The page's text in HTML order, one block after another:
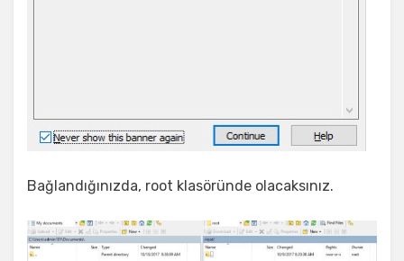
Bağlandığınızda, root klasöründe olacaksınız.